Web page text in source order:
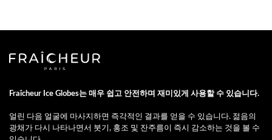
Fraîcheur Ice Globes는 매우 쉽고 안전하며 재미있게 사용할 수 있습니다.
얼린 다음 얼굴에 마사지하면 즉각적인 결과를 얻을 수 있습니다. 젊음의
광채가 다시 나타나면서 붓기, 홍조 및 잔주름이 즉시 감소하는 것을 볼 수